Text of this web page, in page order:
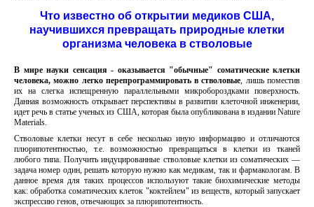
Что известно об открытии медиков США,
научившихся превращать природные клетки
организма человека в стволовые
В мире науки сенсация - оказывается "обычные" соматические клетки
человека, можно легко перепрограммировать в стволовые, лишь поместив
их на слегка испещренную параллельными микробороздками поверхность.
Данная возможность открывает перспективы в развитии клеточной инженерии,
идет речь в статье ученых из США, которая была опубликована в издании Nature
Materials.
Стволовые клетки несут в себе несколько иную информацию и отличаются
плюрипотентностью, т.е. возможностью превращаться в клетки из тканей
любого типа. Получить индуцированные стволовые клетки из соматических —
задача номер один, решать которую нужно как медикам, так и фармакологам. В
данное время для таких процессов используют такие биохимические методы
как: обработка соматических клеток "коктейлем" из веществ, который запускает
экспрессию генов, отвечающих за плюрипотентность.